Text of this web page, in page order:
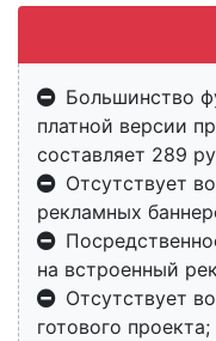
Большинство
платной версии
составляет 289
Отсутствует
рекламных
на встроенный
Отсутствует
готового проекта;